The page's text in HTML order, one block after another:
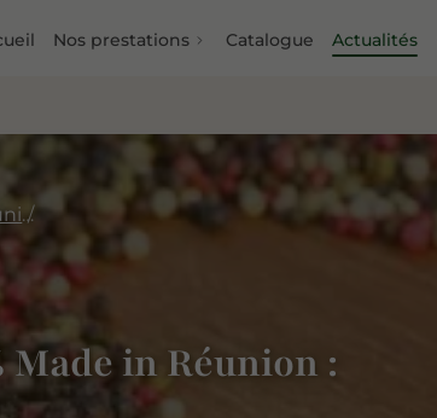
Nos prestations Catalogue Actualités
Produits du terroir 100 % Made in Réunion
in Réunion :